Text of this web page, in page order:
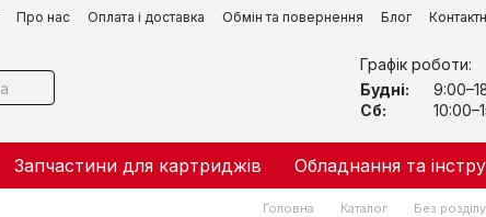
Про нас Оплата і доставка Обмін та повернення Блог
Графік роботи:
Будні:
Сб:
Запчастини для картриджів Обладнання та
Головна Каталог Без розділу